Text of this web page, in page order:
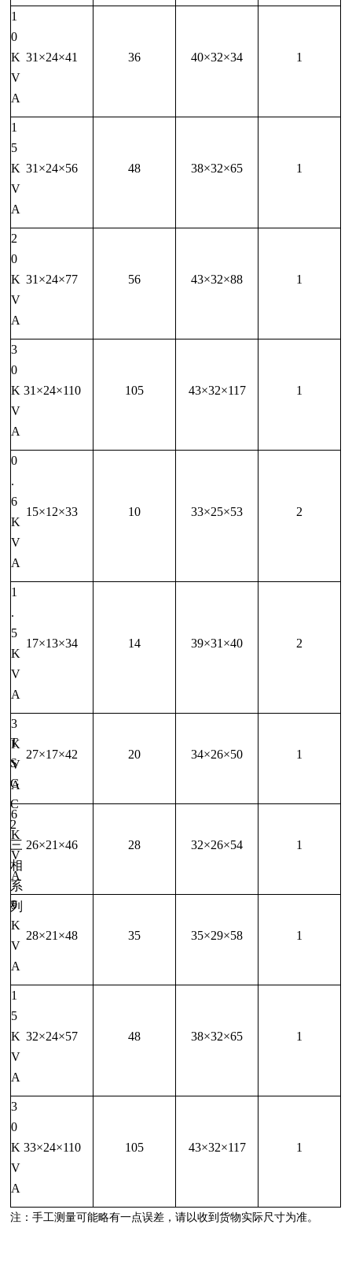
1
0
K
V
A
31×24×41 36 40×32×34 1
1
5
K
V
A
31×24×56 48 38×32×65 1
2
0
K
V
A
31×24×77 56 43×32×88 1
3
0
K
V
A
31×24×110 105 43×32×117 1
T
S
G
C
2
三
相
系
列
0
.
6
K
V
A
15×12×33 10 33×25×53 2
1
.
5
K
V
A
17×13×34 14 39×31×40 2
3
K
V
A
27×17×42 20 34×26×50 1
6
K
V
A
26×21×46 28 32×26×54 1
9
K
V
A
28×21×48 35 35×29×58 1
1
5
K
V
A
32×24×57 48 38×32×65 1
3
0
K
V
A
33×24×110 105 43×32×117 1
注：手工测量可能略有一点误差，请以收到货物实际尺寸为准。